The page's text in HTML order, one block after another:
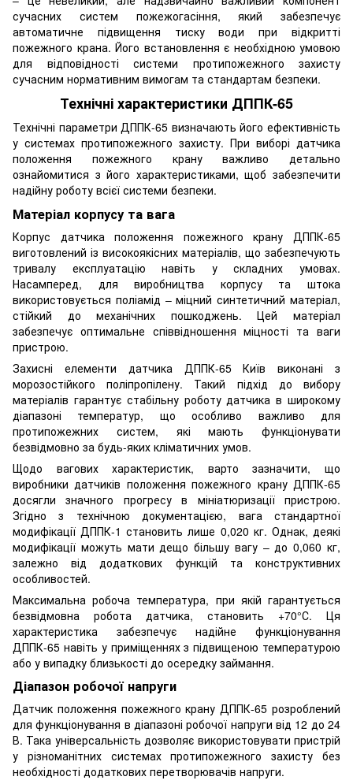
сучасних систем пожежогасіння, який забезпечує
автоматичне підвищення тиску води при відкритті
пожежного крана. Його встановлення є необхідною умовою
для відповідності системи протипожежного захисту
сучасним нормативним вимогам та стандартам безпеки.
Технічні характеристики ДППК-65
Технічні параметри ДППК-65 визначають його ефективність
у системах протипожежного захисту. При виборі датчика
положення пожежного крану важливо детально
ознайомитися з його характеристиками, щоб забезпечити
надійну роботу всієї системи безпеки.
Матеріал корпусу та вага
Корпус датчика положення пожежного крану ДППК-65
виготовлений із високоякісних матеріалів, що забезпечують
тривалу експлуатацію навіть у складних умовах.
Насамперед, для виробництва корпусу та штока
використовується поліамід – міцний синтетичний матеріал,
стійкий до механічних пошкоджень. Цей матеріал
забезпечує оптимальне співвідношення міцності та ваги
пристрою.
Захисні елементи датчика ДППК-65 Київ виконані з
морозостійкого поліпропілену. Такий підхід до вибору
матеріалів гарантує стабільну роботу датчика в широкому
діапазоні температур, що особливо важливо для
протипожежних систем, які мають функціонувати
безвідмовно за будь-яких кліматичних умов.
Щодо вагових характеристик, варто зазначити, що
виробники датчиків положення пожежного крану ДППК-65
досягли значного прогресу в мініатюризації пристрою.
Згідно з технічною документацією, вага стандартної
модифікації ДППК-1 становить лише 0,020 кг. Однак, деякі
модифікації можуть мати дещо більшу вагу – до 0,060 кг,
залежно від додаткових функцій та конструктивних
особливостей.
Максимальна робоча температура, при якій гарантується
безвідмовна робота датчика, становить +70°С. Ця
характеристика забезпечує надійне функціонування
ДППК-65 навіть у приміщеннях з підвищеною температурою
або у випадку близькості до осередку займання.
Діапазон робочої напруги
Датчик положення пожежного крану ДППК-65 розроблений
для функціонування в діапазоні робочої напруги від 12 до 24
В. Така універсальність дозволяє використовувати пристрій
у різноманітних системах протипожежного захисту без
необхідності додаткових перетворювачів напруги.